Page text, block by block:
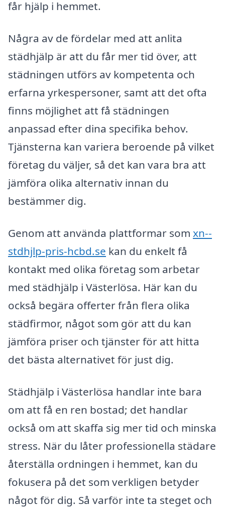
får hjälp i hemmet.
Några av de fördelar med att anlita
städhjälp är att du får mer tid över, att
städningen utförs av kompetenta och
erfarna yrkespersoner, samt att det ofta
finns möjlighet att få städningen
anpassad efter dina specifika behov.
Tjänsterna kan variera beroende på vilket
företag du väljer, så det kan vara bra att
jämföra olika alternativ innan du
bestämmer dig.
Genom att använda plattformar som xn--
stdhjlp-pris-hcbd.se kan du enkelt få
kontakt med olika företag som arbetar
med städhjälp i Västerlösa. Här kan du
också begära offerter från flera olika
städfirmor, något som gör att du kan
jämföra priser och tjänster för att hitta
det bästa alternativet för just dig.
Städhjälp i Västerlösa handlar inte bara
om att få en ren bostad; det handlar
också om att skaffa sig mer tid och minska
stress. När du låter professionella städare
återställa ordningen i hemmet, kan du
fokusera på det som verkligen betyder
något för dig. Så varför inte ta steget och